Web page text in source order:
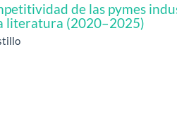
de las pymes
literatura (2020–2025)